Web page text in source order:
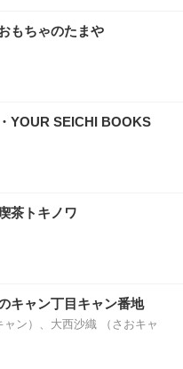
もちゃのたまや
YOUR SEICHI BOOKS
茶トキノワ
キャン丁目キャン番地
ン）、大西沙織 （さおキャ